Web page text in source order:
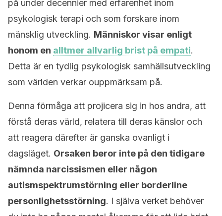
på under decennier med erfarenhet inom
psykologisk terapi och som forskare inom
mänsklig utveckling. Människor visar enligt
honom en alltmer allvarlig brist på empati.
Detta är en tydlig psykologisk samhällsutveckling
som världen verkar ouppmärksam på.
Denna förmåga att projicera sig in hos andra, att
förstå deras värld, relatera till deras känslor och
att reagera därefter är ganska ovanligt i
dagsläget. Orsaken beror inte på den tidigare
nämnda narcissismen eller någon
autismspektrumstörning eller borderline
personlighetsstörning. I själva verket behöver